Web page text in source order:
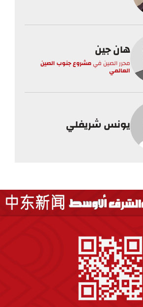
هان جين
محرر الصينفيمشروع جنوب الصين
العالمي
يونس شريفلي